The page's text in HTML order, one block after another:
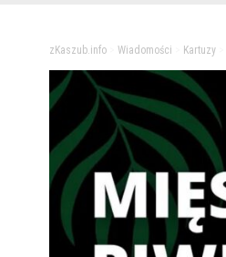
zKaszub.info> Wiadomości Kartuzy>